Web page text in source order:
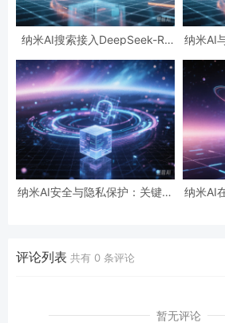
纳米AI搜索接入DeepSeek-R1
纳米AI
纳米AI安全与隐私保护：关键技
纳米AI
评论列表 共有 0 条评论
暂无评论